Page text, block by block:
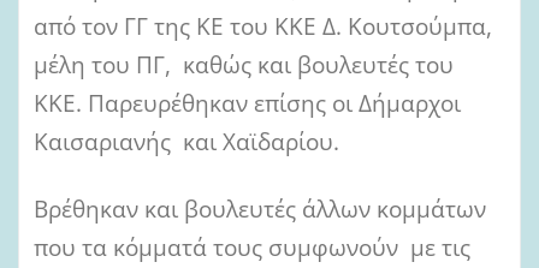
από τον ΓΓ της ΚΕ του ΚΚΕ Δ. Κουτσούμπα,
μέλη του ΠΓ, καθώς και βουλευτές του
ΚΚΕ. Παρευρέθηκαν επίσης οι Δήμαρχοι
Καισαριανής και Χαϊδαρίου.
Βρέθηκαν και βουλευτές άλλων κομμάτων
που τα κόμματά τους συμφωνούν με τις